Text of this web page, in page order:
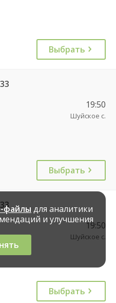
Выбрать
19:50
Шуйское с.
Выбрать
19:50
Шуйское с.
Выбрать
файлы для аналитики
и улучшения